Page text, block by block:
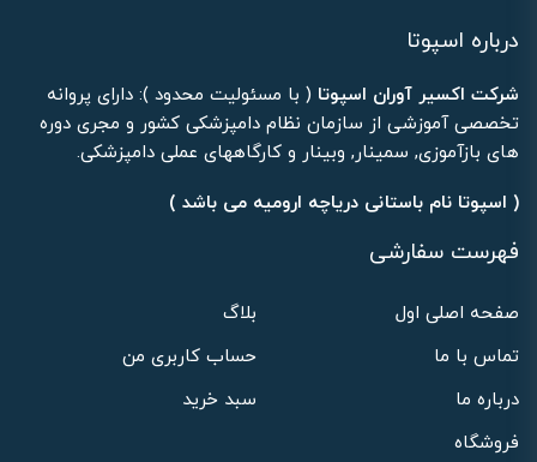
درباره اسپوتا
شرکت اکسیر آوران اسپوتا ( با مسئولیت محدود ): دارای پروانه
تخصصی آموزشی از سازمان نظام دامپزشکی کشور و مجری دوره
های بازآموزی, سمینار, وبینار و کارگاههای عملی دامپزشکی.
( اسپوتا نام باستانی دریاچه ارومیه می باشد )
فهرست سفارشی
صفحه اصلی اول
بلاگ
تماس با ما
حساب کاربری من
درباره ما
سبد خرید
فروشگاه